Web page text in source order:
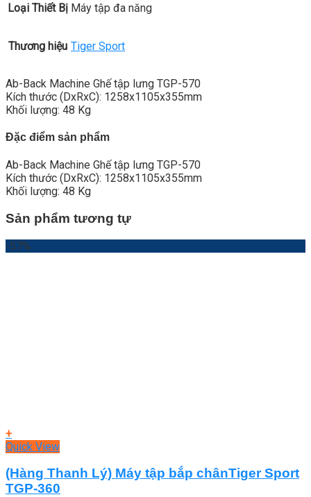
Loại Thiết Bị Máy tập đa năng
Thương hiệu Tiger Sport
Ab-Back Machine Ghế tập lưng TGP-570
Kích thước (DxRxC): 1258x1105x355mm
Khối lượng: 48 Kg
Đặc điểm sản phẩm
Ab-Back Machine Ghế tập lưng TGP-570
Kích thước (DxRxC): 1258x1105x355mm
Khối lượng: 48 Kg
Sản phẩm tương tự
-57%
+
Quick View
(Hàng Thanh Lý) Máy tập bắp chânTiger Sport
TGP-360